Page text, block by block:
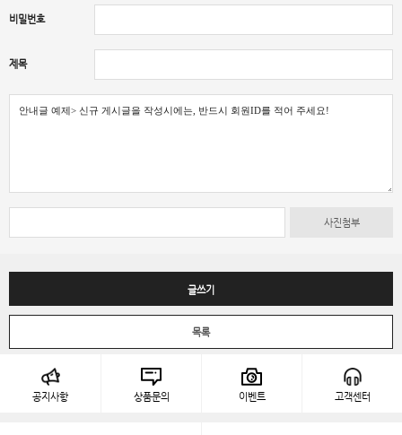
비밀번호
제목
사진첨부
글쓰기
목록
공지사항 상품문의 이벤트 고객센터